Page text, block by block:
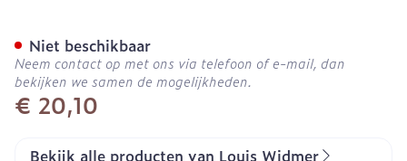
€ 20,10
Niet beschikbaar
Neem contact op met ons via telefoon of e-mail, dan
bekijken we samen de mogelijkheden.
Bekijk alle producten van Louis Widmer